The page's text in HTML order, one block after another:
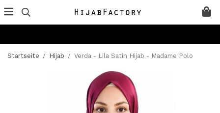
Startseite / Hijab / Verda - Lila Satin Hijab - Madame Polo